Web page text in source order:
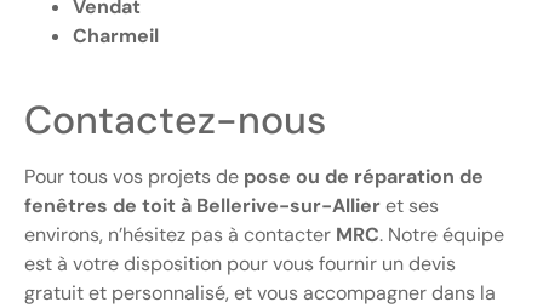
Vendat
Charmeil
Contactez-nous
Pour tous vos projets de pose ou de réparation de
fenêtres de toit à Bellerive-sur-Allieret ses
environs, n’hésitez pas à contacter MRC. Notre équipe
est à votre disposition pour vous fournir un devis
gratuit et personnalisé, et vous accompagner dans la